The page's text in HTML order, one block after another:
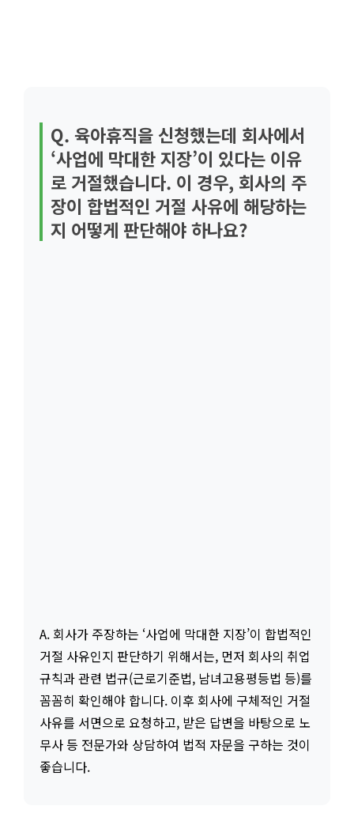
Q. 육아휴직을 신청했는데 회사에서
‘사업에 막대한 지장’이 있다는 이유
로 거절했습니다. 이 경우, 회사의 주
장이 합법적인 거절 사유에 해당하는
지 어떻게 판단해야 하나요?
A. 회사가 주장하는 ‘사업에 막대한 지장’이 합법적인
거절 사유인지 판단하기 위해서는, 먼저 회사의 취업
규칙과 관련 법규(근로기준법, 남녀고용평등법 등)를
꼼꼼히 확인해야 합니다. 이후 회사에 구체적인 거절
사유를 서면으로 요청하고, 받은 답변을 바탕으로 노
무사 등 전문가와 상담하여 법적 자문을 구하는 것이
좋습니다.